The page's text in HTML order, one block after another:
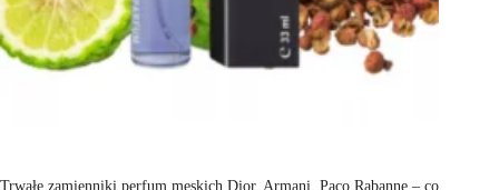
Trwałe zamienniki perfum męskich Dior, Armani, Paco Rabanne – co